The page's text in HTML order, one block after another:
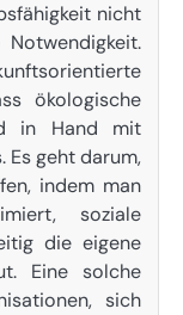
nicht
ökologische
in Hand mit
Es geht darum,
indem man
soziale
die eigene
Eine solche
sich